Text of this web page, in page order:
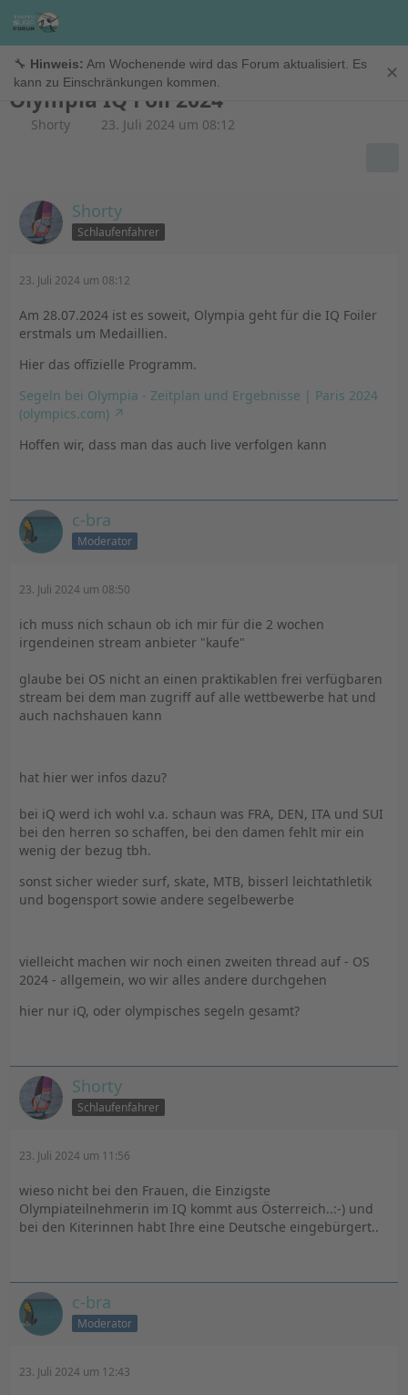
🔧 Hinweis: Am Wochenende wird das Forum aktualisiert. Es
kann zu Einschränkungen kommen.
✕
Regattainfo
Olympia IQ Foil 2024
Shorty 23. Juli 2024 um 08:12
Shorty
Schlaufenfahrer
23. Juli 2024 um 08:12
Am 28.07.2024 ist es soweit, Olympia geht für die IQ Foiler
erstmals um Medaillien.
Hier das offizielle Programm.
Segeln bei Olympia - Zeitplan und Ergebnisse | Paris 2024
(olympics.com)
Hoffen wir, dass man das auch live verfolgen kann
c-bra
Moderator
23. Juli 2024 um 08:50
ich muss nich schaun ob ich mir für die 2 wochen
irgendeinen stream anbieter "kaufe"
glaube bei OS nicht an einen praktikablen frei verfügbaren
stream bei dem man zugriff auf alle wettbewerbe hat und
auch nachshauen kann
hat hier wer infos dazu?
bei iQ werd ich wohl v.a. schaun was FRA, DEN, ITA und SUI
bei den herren so schaffen, bei den damen fehlt mir ein
wenig der bezug tbh.
sonst sicher wieder surf, skate, MTB, bisserl leichtathletik
und bogensport sowie andere segelbewerbe
vielleicht machen wir noch einen zweiten thread auf - OS
2024 - allgemein, wo wir alles andere durchgehen
hier nur iQ, oder olympisches segeln gesamt?
Shorty
Schlaufenfahrer
23. Juli 2024 um 11:56
wieso nicht bei den Frauen, die Einzigste
Olympiateilnehmerin im IQ kommt aus Österreich..:-) und
bei den Kiterinnen habt Ihre eine Deutsche eingebürgert..
c-bra
Moderator
23. Juli 2024 um 12:43